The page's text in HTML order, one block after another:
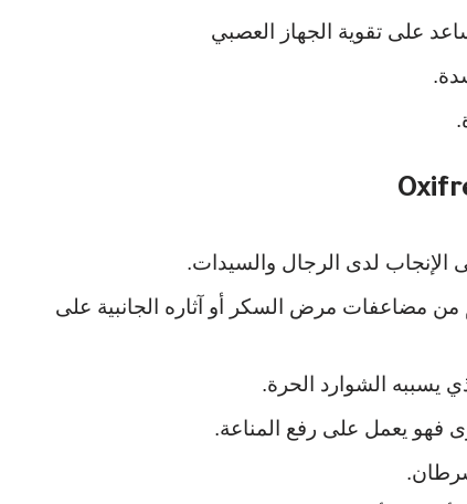
على تقوية الجهاز العصبي
الإنجاب لدى الرجال والسيدات.
مضاعفات مرض السكر أو آثاره الجانبية على
يسببه الشوارد الحرة.
فهو يعمل على رفع المناعة.